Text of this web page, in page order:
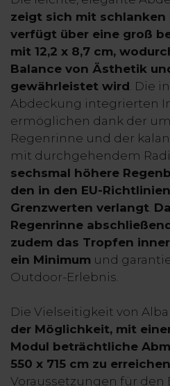
zeigt sich mit schlanken
verfügt über eine groß
mit 12,2 x 8,7 cm,
Balance von Ästhetik
gewährleistet wird . Die
Abdeckung integrierten
ermöglichen dank der
Regenrinne und der
mit durchgehendem
sechsmal höhere
den in den EU-
Grenzwerten verlangt
Regenrinne
zudem das Tropfen
ein Minimum und
Outdoor-Erlebnis.
Die Vielseitigkeit von
der Möglichkeit, mit
Modul beträchtliche
550 x 715 cm zu
Voraussetzungen für den